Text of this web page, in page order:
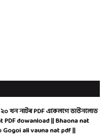
২০ খন নাটৰ PDF একেলগে ডাউনলোড
PDF dowanload || Bhaona nat
all vauna nat pdf ||